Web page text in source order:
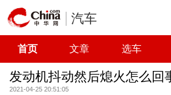
汽车
首页 文章 选车
发动机抖动然后熄火怎么回
2021-04-25 20:51:05